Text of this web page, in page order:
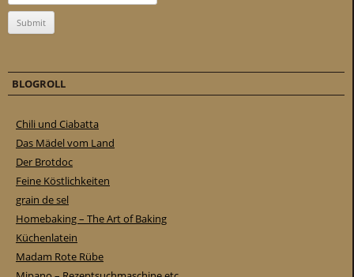
BLOGROLL
Chili und Ciabatta
Das Mädel vom Land
Der Brotdoc
Feine Köstlichkeiten
grain de sel
Homebaking – The Art of Baking
Küchenlatein
Madam Rote Rübe